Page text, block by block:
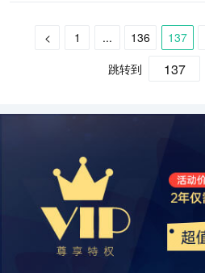
产业带来新的发展机遇。然而，中国
创新，提高品牌影响力和市场竞争力
通过适应市场需求、加强技术创新和
定的竞争压力；三是创新能力有待提
创新方面加大投入，提高产品的附加值。 综上所述，中国
水平和创新能力上进行改善。中国
搭载了自主研发的CPU，受到了市场的积极回应。
的布局中，政府的支持和推动起到了
供了相应的补贴和奖励。这一举措在
国的联发科技在移动端市场上逐渐崭
土企业致力于CPU的研发与生产，并
绩。预计未来，全球及中国CPU企业
迎来新的发展机遇。
的产品，提高性能和功能，来满足不
外的厂商还通过价格战、合作伙伴关
力，加强技术创新和研发能力，以保持竞争优势。
国的CPU技术在近年来取得了重要进
激烈，中国的CPU产业在这方面的竞
商在市场渗透和品牌影响力方面占据
成了一定的压力。 最后，通过深入分析中国CPU产业细分应用市
场，我们可以得出以下结论：中国
机和嵌入式等细分市场中都有较大的
同时，中国CPU产业面临着激烈的国
市场推广能力。此外，中国CPU产业
市场需求，并提供高质量的产品。 此外，封测也是CPU产业链中不
可忽视的一环。中国的封测企业在技
升。封测企业通过对芯片进行测试和
和市场需求。这些企业在保证质量的
节。中国的CPU产品通过自主品牌和
与其他国家的合作，拓展海外市场。 在CPU产业链的配套布局方
面，中国也取得了一系列的成果。从
业链上下游环节齐头并进。中国的材
性能的原材料，满足芯片制造的需求
能够提供成熟的制造设备和技术，为芯片制造
和服务也是CPU产业链中不可或缺的
计和开发工具方面取得了重大突破，
要体现在技术研发和市场布局方面。
技术的发展。在制造工艺方面，目前
突破，其中包括28纳米、14纳米和7纳
资并购来扩大市场份额。随着中国的
身的实力。此外，中国的国有企业也
先进的技术和海外市场资源，进一步
国等CPU巨头相比，中国的CPU企业
存在差距。尽管中国的企业在技术研
球领先水平还有一定距离。其次，中
< 1 ... 136 137
跳转到